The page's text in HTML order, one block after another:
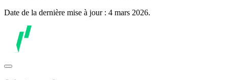
Date de la dernière mise à jour : 4 mars 2026.